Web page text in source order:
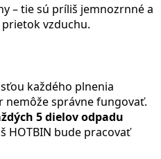
– tie sú príliš jemnozrnné a
vzduchu.
každého plnenia
nemôže správne fungovať.
5 dielov odpadu
HOTBIN bude pracovať